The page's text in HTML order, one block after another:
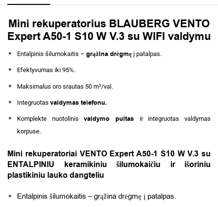
Mini rekuperatorius BLAUBERG VENTO
Expert A50-1 S10 W V.3 su WIFI valdymu
Entalpinis šilumokaitis – grąžina drėgmę į patalpas.
Efektyvumas iki 95%.
Maksimalus oro srautas 50 m³/val.
Integruotas valdymas telefonu.
Komplekte nuotolinisvaldymo pultas
ir integruotas valdymas
korpuse.
Mini rekuperatoriai VENTO Expert A50-1 S10 W V.3 su
ENTALPINIU keramikiniu šilumokaičiu ir išoriniu
plastikiniu lauko dangteliu
Entalpinis šilumokaitis – grąžina drėgmę į patalpas.